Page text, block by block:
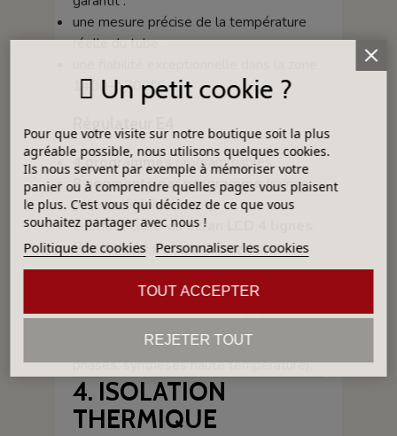
une mesure précise de la température
réelle du tube,
1400–1700°C.
Régulateur E4
4 programmesprogrammables,
8 segments par programme(rampe,
palier, refroidissement),
Interface claire viaécran LCD 4 lignes
Répétabilité parfaite des cycles.
Précision : ±1°C
Indispensable pour les procédés
sensibles (frittage, transformations de
phases, synthèses haute température).
4. ISOLATION
THERMIQUE
Un petit cookie ?
Pour que votre visite sur notre boutique soit la plus
agréable possible, nous utilisons quelques cookies.
Ils nous servent par exemple à mémoriser votre
panier ou à comprendre quelles pages vous plaisent
le plus. C'est vous qui décidez de ce que vous
souhaitez partager avec nous !
Politique de cookies Personnaliser les cookies
REJETER TOUT
TOUT ACCEPTER